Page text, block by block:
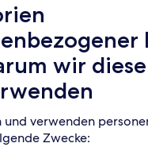
wir
und verwenden
Zwecke: